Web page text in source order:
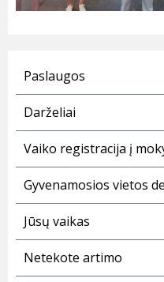
Paslaugos
Darželiai
Vaiko registracija į
Gyvenamosios vietos
Jūsų vaikas
Netekote artimo